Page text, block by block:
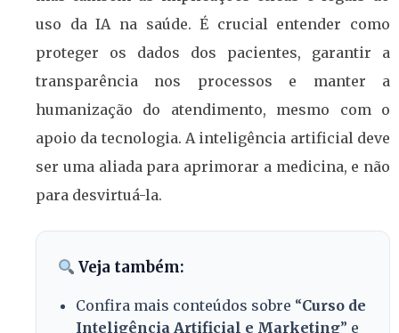
uso da IA na saúde. É crucial entender como
proteger os dados dos pacientes, garantir a
transparência nos processos e manter a
humanização do atendimento, mesmo com o
apoio da tecnologia. A inteligência artificial deve
ser uma aliada para aprimorar a medicina, e não
para desvirtuá-la.
Veja também:
Confira mais conteúdos sobre “Curso de
Inteligência Artificial e Marketing” e